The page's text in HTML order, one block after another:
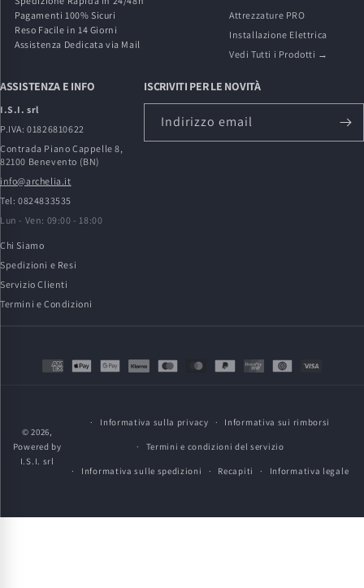
Pagamenti 100% Sicuri
Reso Facile in 14 Giorni
Assistenza Dedicata via Mail
Attrezzature PRO
Installazione Elettrica
Vedi Tutti i Prodotti →
ASSISTENZA E INFO
I.S.I. srl
P.IVA: 01826810622
Contrada Piano Cappelle 8,
82100 Benevento (BN)
info@archelia.it
Tel: 0824833535
Lun - Ven: 09:00 - 18:00
Chi Siamo
Spedizioni e Resi
Servizio Clienti
Termini e Condizioni
ISCRIVITI PER LE NOVITÀ
Indirizzo email
Metodi
© 2026,
Powered by
I.S.I. srl
Informativa sulla privacy Informativa sui rimborsi
Termini e condizioni del servizio
Informativa sulle spedizioni Recapiti Informativa legale